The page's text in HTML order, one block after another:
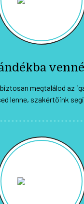
megtalálod az
lenne, szakértőink